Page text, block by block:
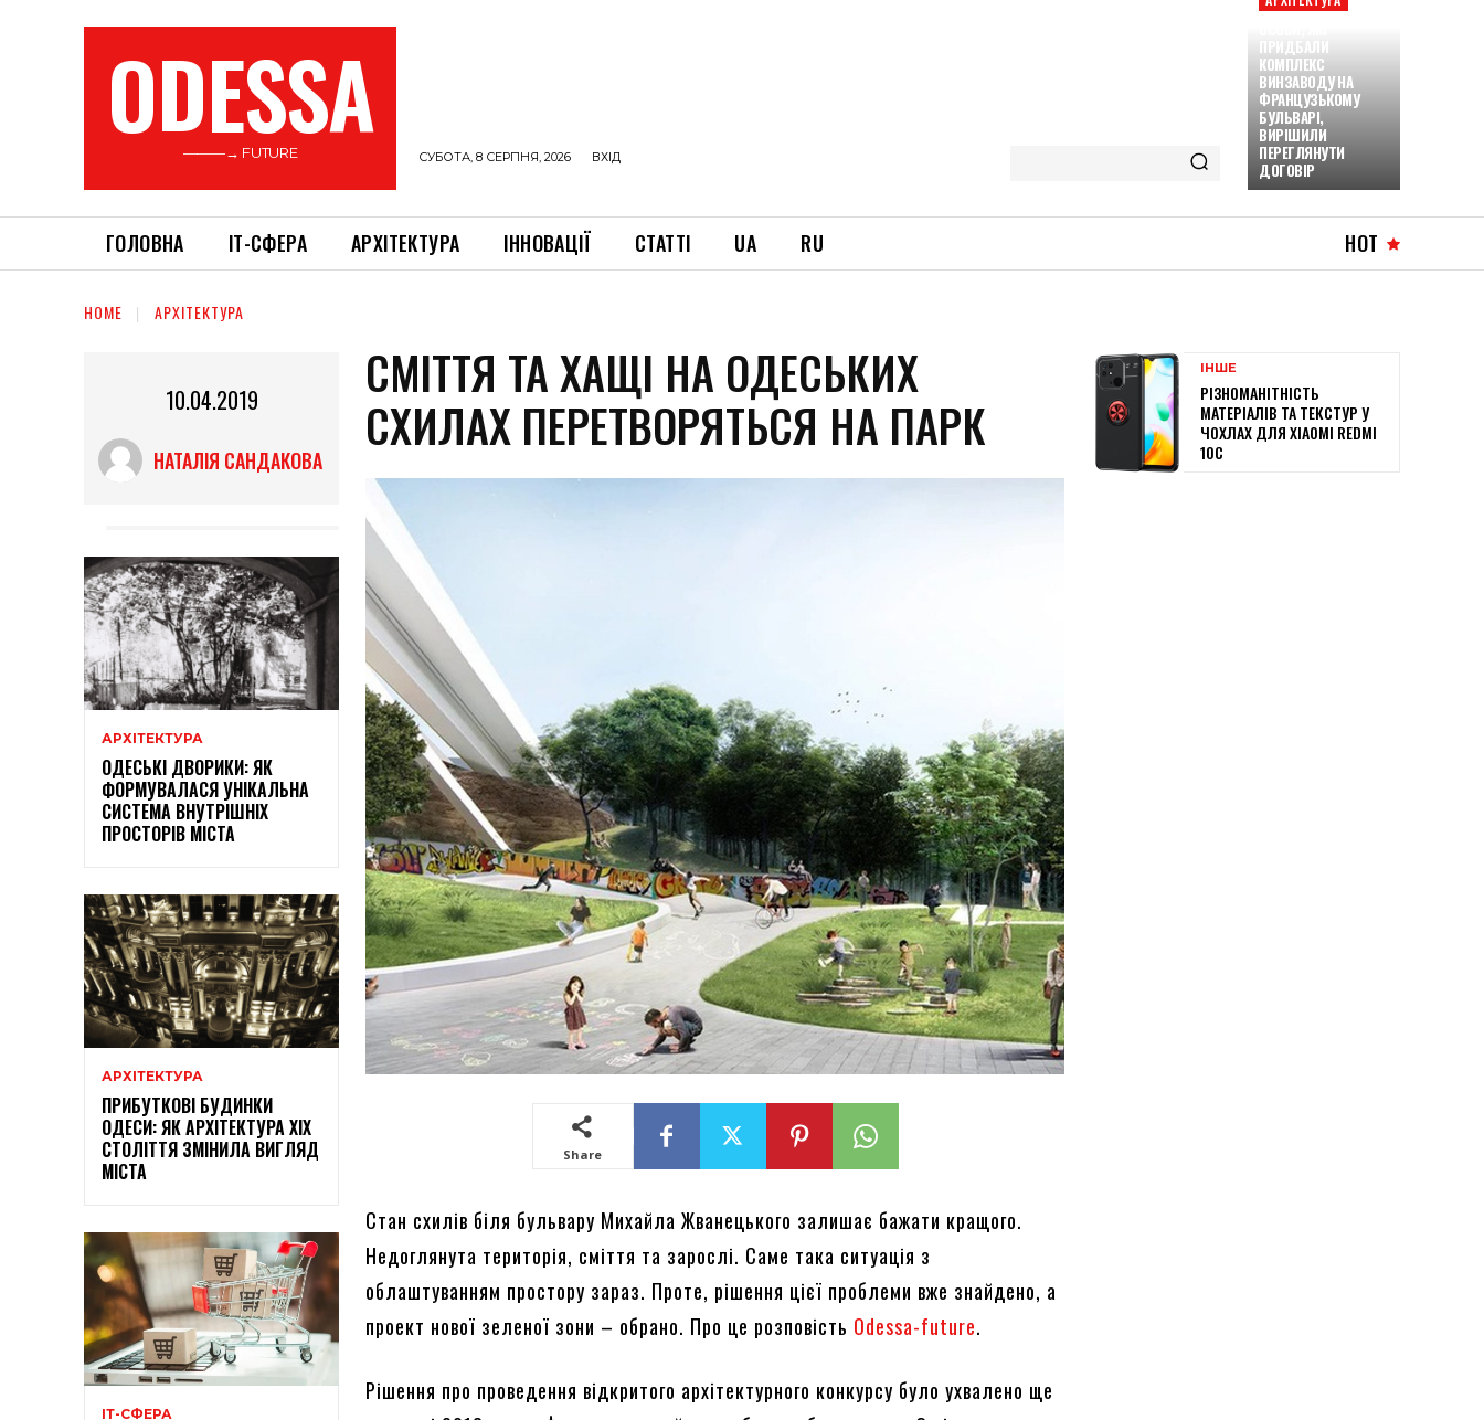
ODESSA
———→ FUTURE СУБОТА, 8 СЕРПНЯ, 2026 ВХІД
ПРИДБАЛИ
КОМПЛЕКС
ВИНЗАВОДУ НА
ФРАНЦУЗЬКОМУ
БУЛЬВАРІ,
ВИРІШИЛИ
ПЕРЕГЛЯНУТИ
ДОГОВІР
ГОЛОВНА ІТ-СФЕРА АРХІТЕКТУРА ІННОВАЦІЇ СТАТТІ UA RU HOT
HOME АРХІТЕКТУРА
10.04.2019
НАТАЛІЯ САНДАКОВА
АРХІТЕКТУРА
ОДЕСЬКІ ДВОРИКИ: ЯК
ФОРМУВАЛАСЯ УНІКАЛЬНА
СИСТЕМА ВНУТРІШНІХ
ПРОСТОРІВ МІСТА
АРХІТЕКТУРА
ПРИБУТКОВІ БУДИНКИ
ОДЕСИ: ЯК АРХІТЕКТУРА XIX
СТОЛІТТЯ ЗМІНИЛА ВИГЛЯД
МІСТА
ІТ-СФЕРА
СМІТТЯ ТА ХАЩІ НА ОДЕСЬКИХ
СХИЛАХ ПЕРЕТВОРЯТЬСЯ НА ПАРК
Share
Стан схилів біля бульвару Михайла Жванецького залишає бажати кращого.
Недоглянута територія, сміття та зарослі. Саме така ситуація з
облаштуванням простору зараз. Проте, рішення цієї проблеми вже знайдено, а
проект нової зеленої зони – обрано. Про це розповість Odessa-future.
Рішення про проведення відкритого архітектурного конкурсу було ухвалено ще
ІНШЕ
РІЗНОМАНІТНІСТЬ
МАТЕРІАЛІВ ТА ТЕКСТУР У
ЧОХЛАХ ДЛЯ XIAOMI REDMI
10C